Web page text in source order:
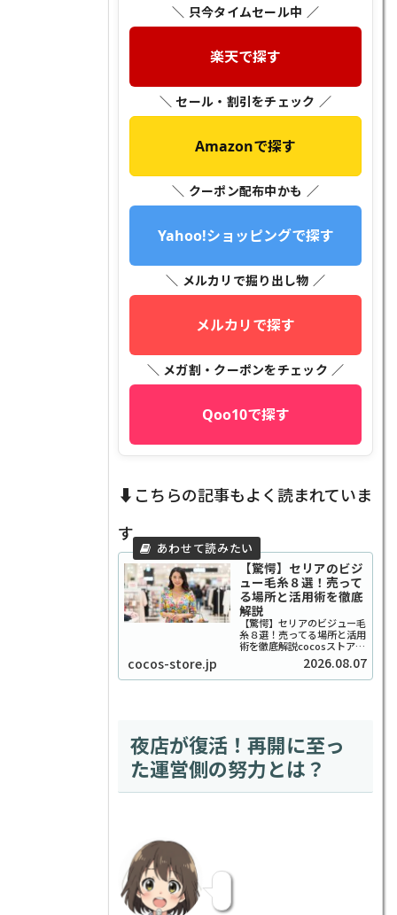
＼ 只今タイムセール中 ／
楽天で探す
＼ セール・割引をチェック ／
Amazonで探す
＼ クーポン配布中かも ／
Yahoo!ショッピングで探す
＼ メルカリで掘り出し物 ／
メルカリで探す
＼ メガ割・クーポンをチェック ／
Qoo10で探す
⬇️こちらの記事もよく読まれていま
す
【驚愕】セリアのビジ
ュー毛糸８選！売って
る場所と活用術を徹底
解説
【驚愕】セリアのビジュー毛
糸８選！売ってる場所と活用
術を徹底解説cocosストアで
す、ご覧いただきありがとう
ございます！最近、SNSやハ
ンドメイド好きの間で「宝石
cocos-store.jp 2026.08.07
夜店が復活！再開に至っ
た運営側の努力とは？